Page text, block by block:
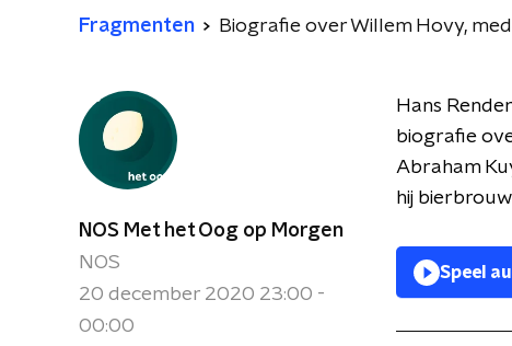
Fragmenten Biografie over Willem Hovy,
NOS Met het Oog op Morgen
NOS
20 december 2020 23:00 -
00:00
Hans
biografie
Abraham
hij
Speel